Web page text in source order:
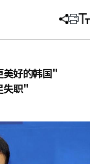
分
章
打 调
小
美好的韩国"
失职"